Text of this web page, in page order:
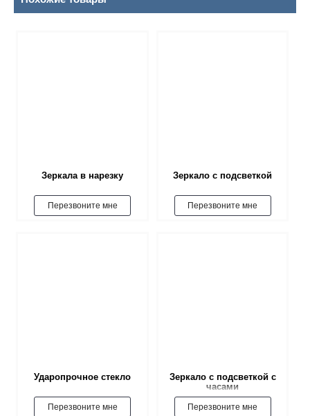
Зеркала в нарезку
Перезвоните мне
Зеркало с подсветкой
Перезвоните мне
Ударопрочное стекло
Перезвоните мне
Зеркало с подсветкой с
часами
Перезвоните мне